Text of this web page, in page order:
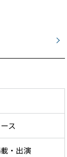
ス
・出演